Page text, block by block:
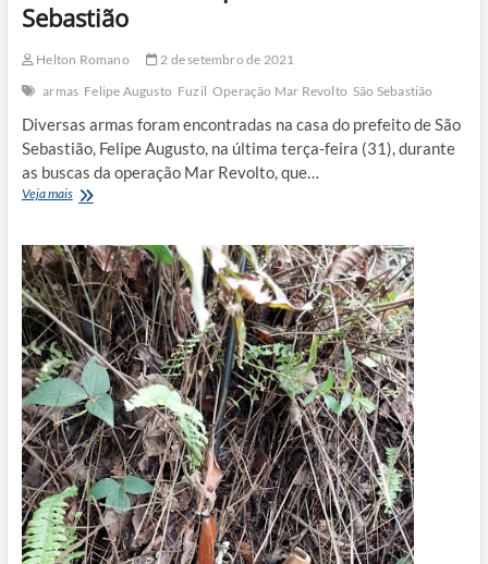
Sebastião
Helton Romano
2 de setembro de 2021
armas Felipe Augusto Fuzil Operação Mar Revolto São Sebastião
Diversas armas foram encontradas na casa do prefeito de São
Sebastião, Felipe Augusto, na última terça-feira (31), durante
as buscas da operação Mar Revolto, que…
Veja maisPoliciais
e
outras
armas
na
casa
do
prefeito
de
São
Sebastião